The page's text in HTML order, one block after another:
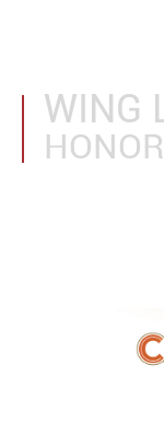
WING